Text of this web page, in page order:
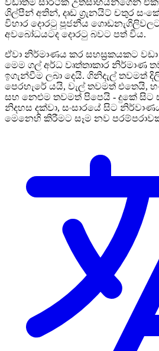
ශිල්පීන් අතින්, දෘඩ ග්‍රැනයිට් චතුර
විහාර දොරටු පූජනීය
අවබෝධයටද දොරටු බවට පත් විය.
ඒවා නිර්මාණය කර සහස්‍රකයකට
මෙම ගල් අර්ධ වෘත්තාකාර නිර්මාණ
ඉගැන්වීම ලබා දෙයි. ගිනිදැල් තවමත්
පෙරහැරේ යයි, වැල් තවමත් එතෙයි,
සහ නෙළුම තවමත් පිපෙයි - දුකේ සිට
නිදහස දක්වා, සංසාරයේ සිට
මෙනෙහි කිරීමට සෑම නව